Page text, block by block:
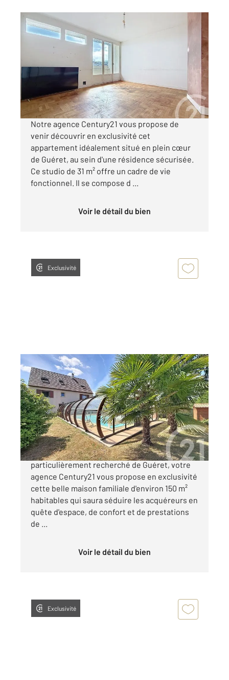
GUERET 23
31,30 m2
, 1 pièce
Ref : 3804
Appartement F1 à vendre
24 900 €
Visiter le site dédié
Notre agence Century21 vous propose de
venir découvrir en exclusivité cet
appartement idéalement situé en plein cœur
de Guéret, au sein d'une résidence sécurisée.
Ce studio de 31 m² offre un cadre de vie
fonctionnel. Il se compose d ...
Voir le détail du bien
Exclusivité
GUERET 23
154 m2, 7 pièces
Ref : 3934
Maison à vendre
255 000 €
Située dans un quartier résidentiel
particulièrement recherché de Guéret, votre
agence Century21 vous propose en exclusivité
cette belle maison familiale d'environ 150 m²
habitables qui saura séduire les acquéreurs en
quête d'espace, de confort et de prestations
de ...
Voir le détail du bien
Exclusivité